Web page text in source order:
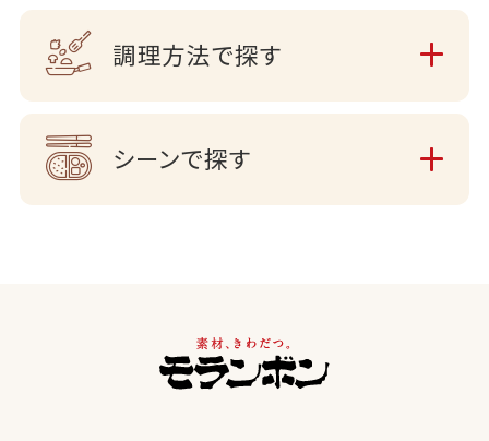
調理方法で探す
シーンで探す